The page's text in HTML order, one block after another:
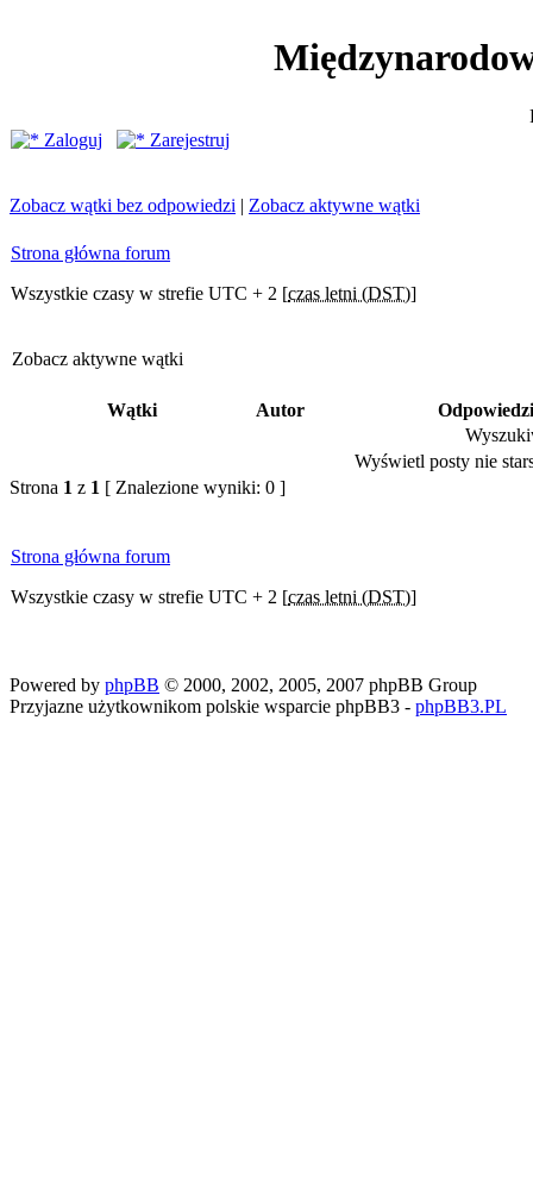
Zaloguj
Zarejestruj
Zobacz wątki bez odpowiedzi | Zobacz aktywne wątki
Strona główna forum
Wszystkie czasy w strefie UTC + 2 [czas letni (DST)]
Zobacz aktywne wątki
Wątki Autor
Wyświetl posty nie
Strona 1 z 1 [ Znalezione wyniki: 0 ]
Strona główna forum
Wszystkie czasy w strefie UTC + 2 [czas letni (DST)]
Powered by phpBB © 2000, 2002, 2005, 2007 phpBB Group
Przyjazne użytkownikom polskie wsparcie phpBB3 - phpBB3.PL